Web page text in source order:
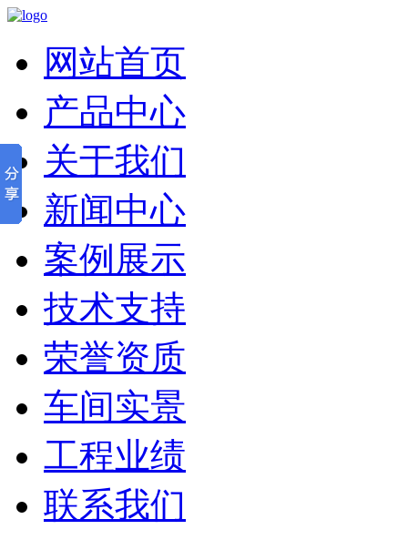
网站首页
产品中心
关于我们
新闻中心
案例展示
技术支持
荣誉资质
车间实景
工程业绩
联系我们